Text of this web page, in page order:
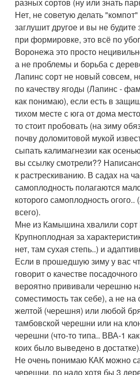
Нет, не советую делать
заглушит другое и вы не будите
при формировке, это всё по
Воронежа это просто
а не проблемы и борьба с
Лапинс сорт не новый совсем,
по качеству ягоды (Лапинс -
как понимаю), если есть в
тихом месте с юга от дома
то стоит пробовать (на зиму
почву доломитовой мукой
сыпать калимагнезии как
вы ссылку смотрели??
к растрескиванию. В садах на
самоплодность полагаются
которого самоплодность огого..
всего).
Мне из Камышина хвалили сорт
Крупноплодная за
нет, там сухая степь..) и
Если в прошедшую зиму у вас
говорит о качестве
вероятно прививали черешню
соместимость так себе), а не
желтой (черешня) или любой
тамбовской черешни или на
черешни (что-то типа.. ВВА-1
коих было выведено в достатке).
Не очень понимаю КАК можно
черешни, по надо хотя бы 3